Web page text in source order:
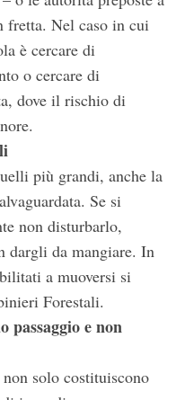
fretta. Nel caso in cui
è cercare di
o cercare di
dove il rischio di
più grandi, anche la
Se si
non disturbarlo,
dargli da mangiare. In
a muoversi si
Forestali.
passaggio e non
solo costituiscono